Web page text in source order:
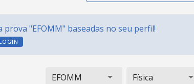
prova "EFOMM" baseadas no seu perfil!
EFOMM Física